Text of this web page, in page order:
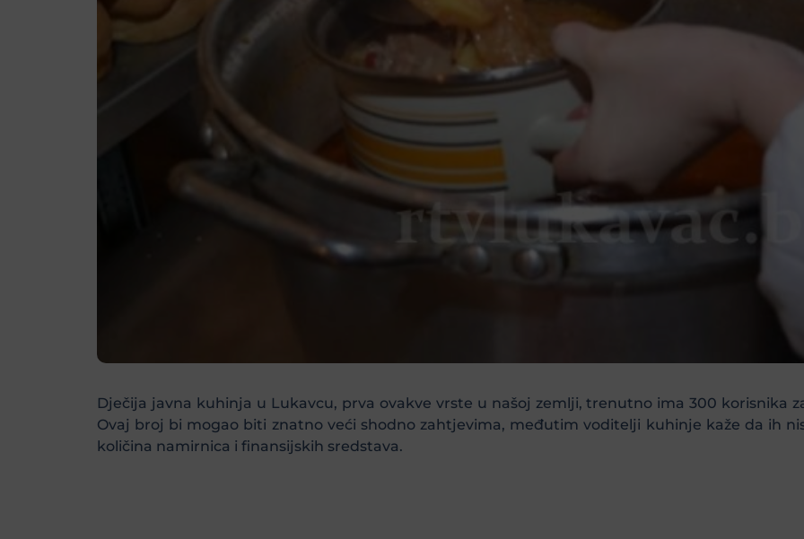
Dječija javna kuhinja u Lukavcu, prva ovakve vrste u našoj zemlji, trenutno ima 300 korisnika
Ovaj broj bi mogao biti znatno veći shodno zahtjevima, međutim voditelji kuhinje kaže da ih
količina namirnica i finansijskih sredstava.